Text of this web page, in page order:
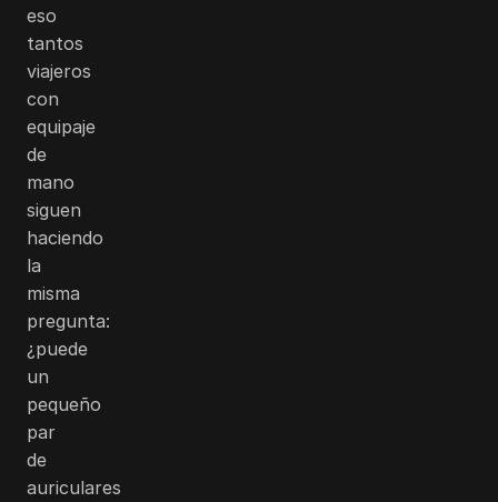
eso
tantos
viajeros
con
equipaje
de
mano
siguen
haciendo
la
misma
pregunta:
¿puede
un
pequeño
par
de
auriculares